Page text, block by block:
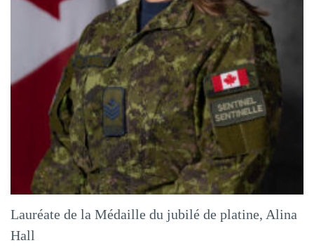
Lauréate de la Médaille du jubilé de platine, Alina
Hall